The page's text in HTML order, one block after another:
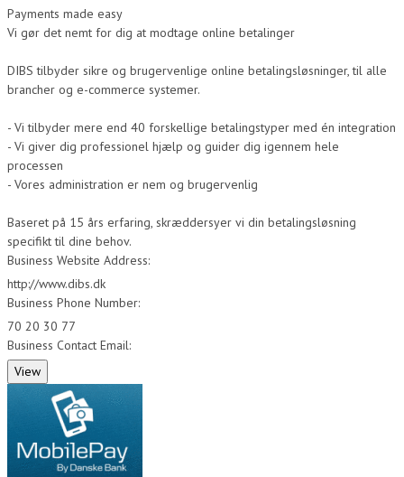
Payments made easy
Vi gør det nemt for dig at modtage online betalinger
DIBS tilbyder sikre og brugervenlige online betalingsløsninger, til alle
brancher og e-commerce systemer.
- Vi tilbyder mere end 40 forskellige betalingstyper med én integration
- Vi giver dig professionel hjælp og guider dig igennem hele
processen
- Vores administration er nem og brugervenlig
Baseret på 15 års erfaring, skræddersyer vi din betalingsløsning
specifikt til dine behov.
Business Website Address:
http://www.dibs.dk
Business Phone Number:
70 20 30 77
Business Contact Email: